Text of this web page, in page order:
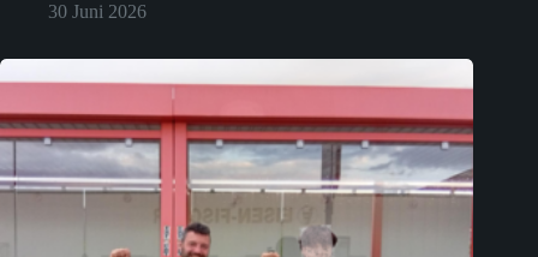
30 Juni 2026